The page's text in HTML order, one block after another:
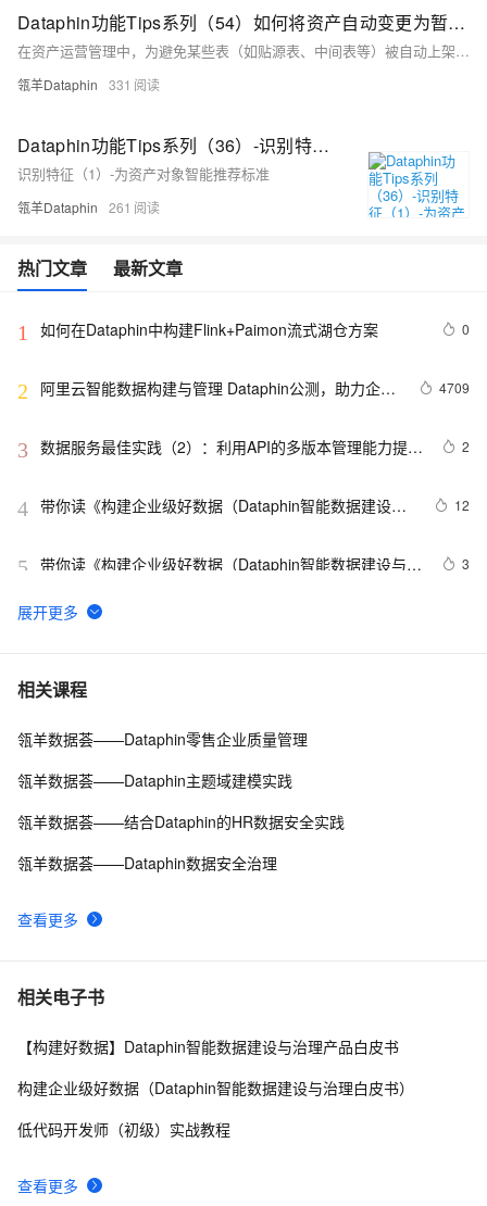
Dataphin功能Tips系列（54）如何将资产自动变更为暂不上架
在资产运营管理中，为避免某些表（如贴源表、中间表等）被自动上架，Dataphin 提供了“暂不上架”规则配置功能。通过创建规则组和规则，可精细化管理资产对象。
瓴羊Dataphin 331
Dataphin功能Tips系列（36）-识别特征（1）-为资产对象智能推荐标准
识别特征（1）-为资产对象智能推荐标准
瓴羊Dataphin 261
热门文章 最新文章
1 如何在Dataphin中构建Flink+Paimon流式湖仓方案 0
2
阿里云智能数据构建与管理 Dataphin公测，助力企业
4709
3 数据服务最佳实践（2）：利用API的多版本管理能力提升
2
4 带你读《构建企业级好数据（Dataphin智能数据建设与
好数据概览
12
5 带你读《构建企业级好数据（Dataphin智能数据建设与治
（2）
3
6
Dataphin V3.14 版本升级｜研发平台更易用，治理能力
7 Dataphin（智能数据建设与治理）V3.13版本升级速览
8 智能数据建设与治理 Dataphin：阿里云的一站式数据治
理白皮书）》——（二）研发：集成、建模、发布、运维
10Dataphin核心功能（五）资源治理：每年节约数亿元，数
相关课程
查看更多
瓴羊数据荟——Dataphin零售企业质量管理
瓴羊数据荟——Dataphin主题域建模实践
瓴羊数据荟——结合Dataphin的HR数据安全实践
瓴羊数据荟——Dataphin数据安全治理
相关电子书
查看更多
【构建好数据】Dataphin智能数据建设与治理产品白皮书
构建企业级好数据（Dataphin智能数据建设与治理白皮书）
低代码开发师（初级）实战教程